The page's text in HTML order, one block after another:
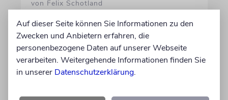
von Felix Schotland
Auf dieser Seite können Sie Informationen zu den
Zwecken und Anbietern erfahren, die
personenbezogene Daten auf unserer Webseite
verarbeiten. Weitergehende Informationen finden Sie
in unserer Datenschutzerklärung.